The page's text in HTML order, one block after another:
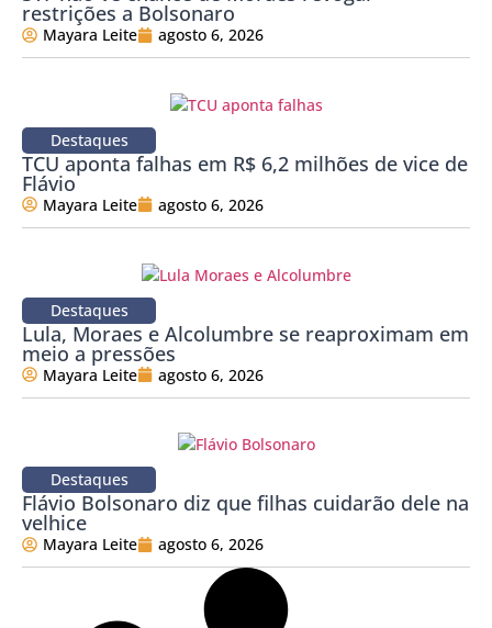
restrições a Bolsonaro
Mayara Leite agosto 6, 2026
Destaques
TCU aponta falhas em R$ 6,2 milhões de vice de
Flávio
Mayara Leite agosto 6, 2026
Destaques
Lula, Moraes e Alcolumbre se reaproximam em
meio a pressões
Mayara Leite agosto 6, 2026
Destaques
Flávio Bolsonaro diz que filhas cuidarão dele na
velhice
Mayara Leite agosto 6, 2026